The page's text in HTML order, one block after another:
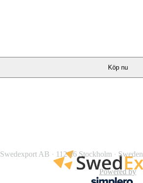
Köp nu
Swedexport AB · 112 26 Stockholm · Sweden
Powered by